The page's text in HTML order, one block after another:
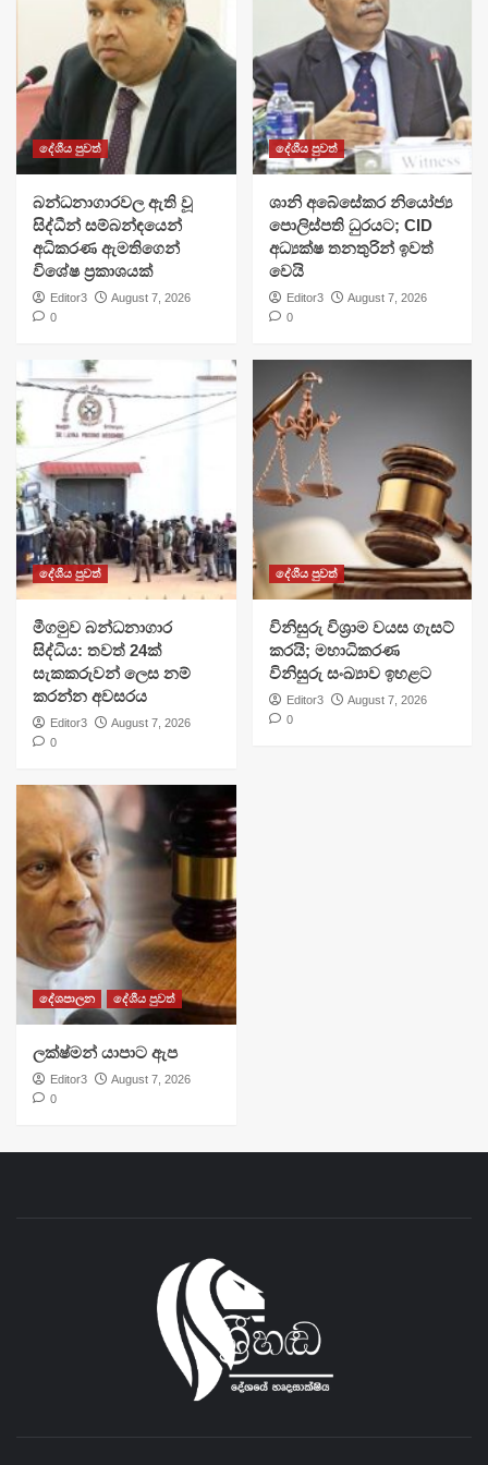
දේශීය පුවත්
බන්ධනාගාරවල ඇති වූ
සිද්ධීන් සම්බන්ඳයෙන්
අධිකරණ ඇමතිගෙන්
විශේෂ ප්‍රකාශයක්
Editor3
August 7, 2026
0
දේශීය පුවත්
ශානි අබේසේකර නියෝජ්‍ය
පොලිස්පති ධුරයට; CID
අධ්‍යක්ෂ තනතුරින් ඉවත්
වෙයි
Editor3
August 7, 2026
0
දේශීය පුවත්
මීගමුව බන්ධනාගාර
සිද්ධිය: තවත් 24ක්
සැකකරුවන් ලෙස නම්
කරන්න අවසරය
Editor3
August 7, 2026
0
දේශීය පුවත්
විනිසුරු විශ්‍රාම වයස ගැසට්
කරයි; මහාධිකරණ
විනිසුරු සංඛ්‍යාව ඉහළට
Editor3
August 7, 2026
0
දේශපාලන දේශීය පුවත්
ලක්ෂ්මන් යාපාට ඇප
Editor3
August 7, 2026
0